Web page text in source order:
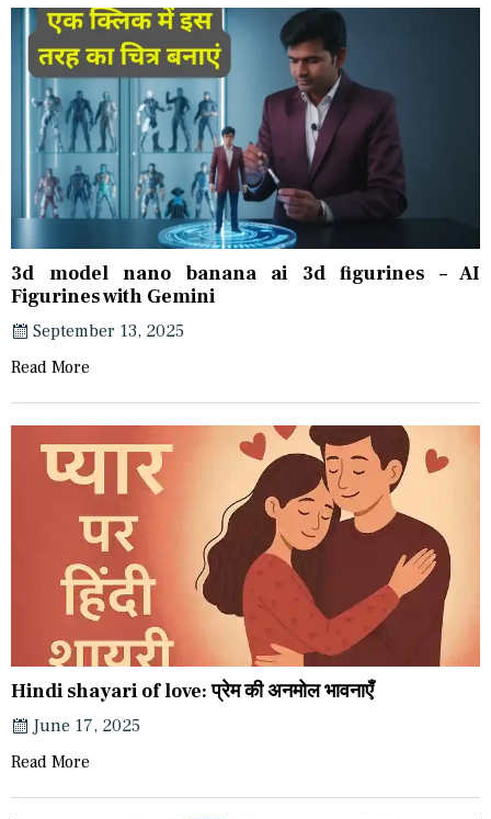
3d model nano banana ai 3d figurines – AI
Figurines with Gemini
September 13, 2025
Read More
Hindi shayari of love: प्रेम की अनमोल भावनाएँ
June 17, 2025
Read More